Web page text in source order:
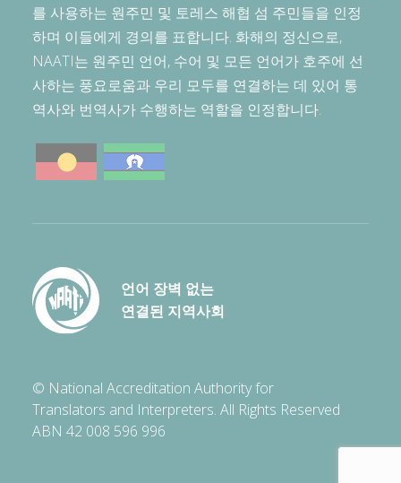
를 사용하는 원주민 및 토레스 해협 섬 주민들을 인정
하며 이들에게 경의를 표합니다. 화해의 정신으로,
NAATI는 원주민 언어, 수어 및 모든 언어가 호주에 선
사하는 풍요로움과 우리 모두를 연결하는 데 있어 통
역사와 번역사가 수행하는 역할을 인정합니다.
언어 장벽 없는
연결된 지역사회
© National Accreditation Authority for
Translators and Interpreters. All Rights Reserved
ABN 42 008 596 996